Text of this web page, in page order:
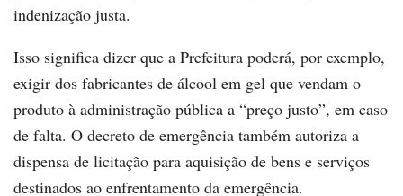
indenização justa.
Isso significa dizer que a Prefeitura poderá, por exemplo,
exigir dos fabricantes de álcool em gel que vendam o
produto à administração pública a “preço justo”, em caso
de falta. O decreto de emergência também autoriza a
dispensa de licitação para aquisição de bens e serviços
destinados ao enfrentamento da emergência.